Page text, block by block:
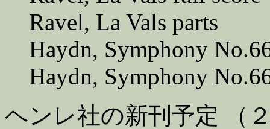
Ravel, La Vals parts
Haydn, Symphony
Haydn, Symphony
ヘンレ社の新刊予定 （